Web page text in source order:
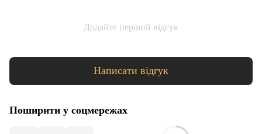
Додайте перший відгук
Написати відгук
Поширити у соцмережах